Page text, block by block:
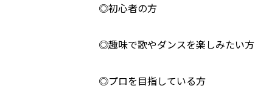
◎初心者の方
◎趣味で歌やダンスを楽しみたい方
◎プロを目指している方